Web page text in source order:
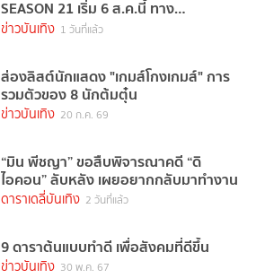
SEASON 21 เริ่ม 6 ส.ค.นี้ ทาง
TrueVisions NOW
ข่าวบันเทิง 1 วันที่แล้ว
ส่องลิสต์นักแสดง "เกมส์โกงเกมส์" การ
รวมตัวของ 8 นักต้มตุ๋น
ข่าวบันเทิง 20 ก.ค. 69
“มิน พีชญา” ขอสืบพิจารณาคดี “ดิ
ไอคอน” ลับหลัง เผยอยากกลับมาทำงาน
ดาราเดลี่บันเทิง 2 วันที่แล้ว
9 ดาราต้นแบบทำดี เพื่อสังคมที่ดีขึ้น
ข่าวบันเทิง 30 พ.ค. 67